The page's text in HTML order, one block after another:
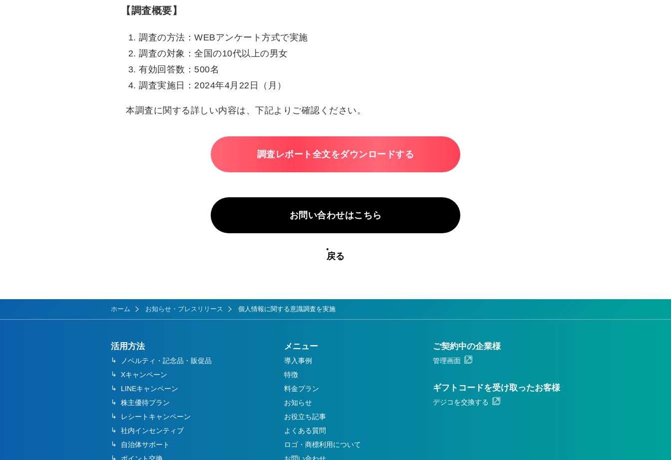
【調査概要】
調査の方法：WEBアンケート方式で実施
調査の対象：全国の10代以上の男女
有効回答数：500名
調査実施日：2024年4月22日（月）
本調査に関する詳しい内容は、下記よりご確認ください。
調査レポート全文をダウンロードする
お問い合わせはこちら
戻る
ホーム お知らせ・プレスリリース 個人情報に関する意識調査を実施
活用方法
ノベルティ・記念品・販促品
Xキャンペーン
LINEキャンペーン
株主優待プラン
レシートキャンペーン
社内インセンティブ
自治体サポート
メニュー
導入事例
特徴
料金プラン
お知らせ
お役立ち記事
よくある質問
ロゴ・商標利用について
ご契約中の企業様
管理画面
ギフトコードを受け取ったお客様
デジコを交換する